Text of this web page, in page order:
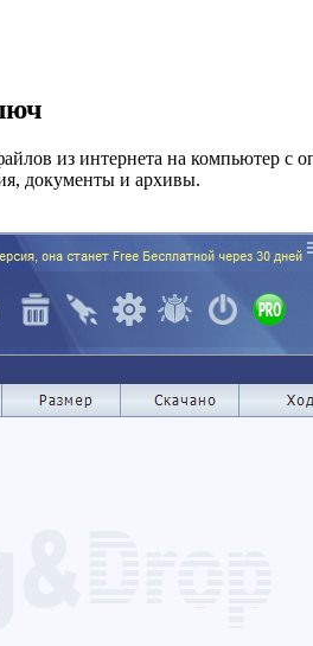
из интернета на компьютер
документы и архивы.